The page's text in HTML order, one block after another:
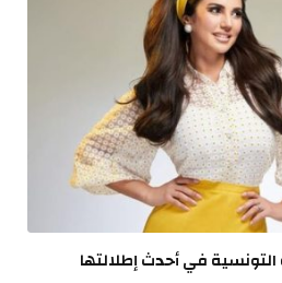
التونسية في أحدث إطلالتها